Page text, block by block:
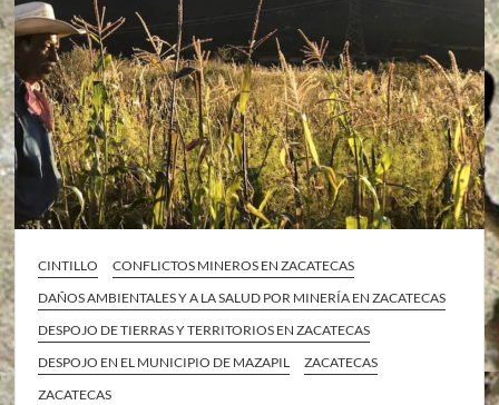
CINTILLO
CONFLICTOS MINEROS EN ZACATECAS
DAÑOS AMBIENTALES Y A LA SALUD POR MINERÍA EN ZACATECAS
DESPOJO DE TIERRAS Y TERRITORIOS EN ZACATECAS
DESPOJO EN EL MUNICIPIO DE MAZAPIL
ZACATECAS
ZACATECAS